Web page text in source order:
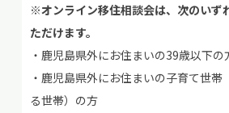
※オンライン移住相談会は、次のいず
ただけます。
・鹿児島県外にお住まいの39歳以下の
・鹿児島県外にお住まいの子育て世帯
る世帯）の方